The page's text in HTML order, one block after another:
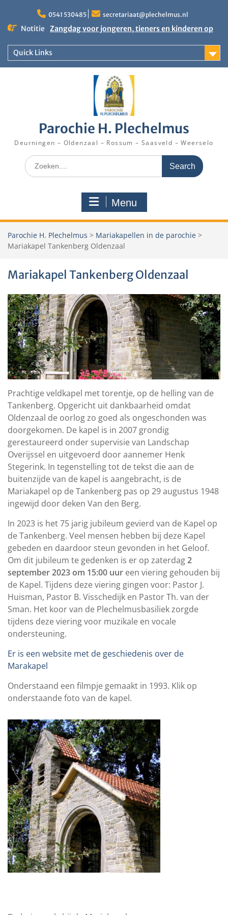
content
0541 530485 secretariaat@plechelmus.nl
Notitie
Zangdag voor jongeren, tieners en kinderen op
Denekamp
Uitnodiging installatie Pastoor Karel Donders
Quick Links
Parochie H. Plechelmus
Deurningen – Oldenzaal – Rossum – Saasveld – Weerselo
Search
for:
Menu
Parochie H. Plechelmus > Mariakapellen in de parochie >
Mariakapel Tankenberg Oldenzaal
Mariakapel Tankenberg Oldenzaal
Prachtige veldkapel met torentje, op de helling van de
Tankenberg. Opgericht uit dankbaarheid omdat
Oldenzaal de oorlog zo goed als ongeschonden was
doorgekomen. De kapel is in 2007 grondig
gerestaureerd onder supervisie van Landschap
Overijssel en uitgevoerd door aannemer Henk
Stegerink. In tegenstelling tot de tekst die aan de
buitenzijde van de kapel is aangebracht, is de
Mariakapel op de Tankenberg pas op 29 augustus 1948
ingewijd door deken Van den Berg.
In 2023 is het 75 jarig jubileum gevierd van de Kapel op
de Tankenberg. Veel mensen hebben bij deze Kapel
gebeden en daardoor steun gevonden in het Geloof.
Om dit jubileum te gedenken is er op zaterdag2
september 2023 om 15:00 uur een viering gehouden bij
de Kapel. Tijdens deze viering gingen voor: Pastor J.
Huisman, Pastor B. Visschedijk en Pastor Th. van der
Sman. Het koor van de Plechelmusbasiliek zorgde
tijdens deze viering voor muzikale en vocale
ondersteuning.
Er is een website met de geschiedenis over de
Marakapel
Onderstaand een filmpje gemaakt in 1993. Klik op
onderstaande foto van de kapel.